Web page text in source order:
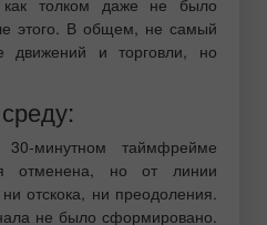
этого. В общем, не самый
движений и торговли, но
минутном таймфрейме
отменена, но от линии
отскока, ни преодоления.
не было сформировано.